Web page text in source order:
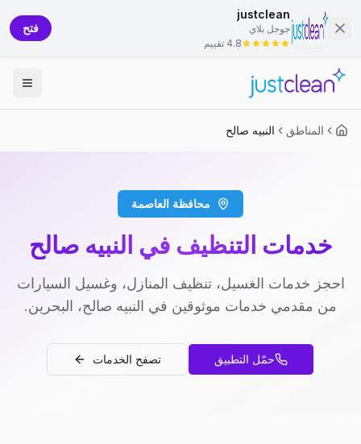
justclean
جوجل بلاي
4.8 تقييم
فتح
المناطق النبيه صالح
محافظة العاصمة
خدمات التنظيف في النبيه صالح
احجز خدمات الغسيل، تنظيف المنازل، وغسيل السيارات
من مقدمي خدمات موثوقين في النبيه صالح، البحرين.
حمّل التطبيق تصفح الخدمات